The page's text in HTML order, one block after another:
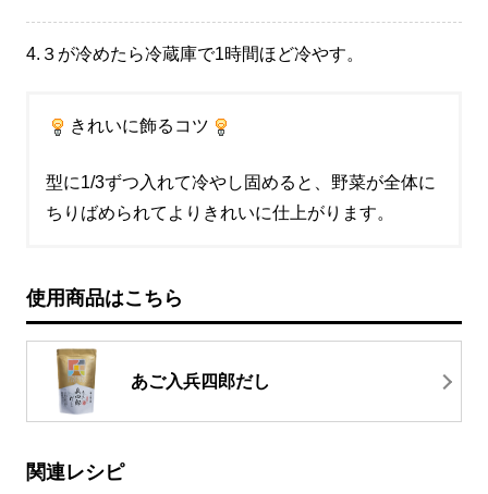
4. ３が冷めたら冷蔵庫で1時間ほど冷やす。
きれいに飾るコツ
型に1/3ずつ入れて冷やし固めると、野菜が全体に
ちりばめられてよりきれいに仕上がります。
使用商品はこちら
あご入兵四郎だし
関連レシピ